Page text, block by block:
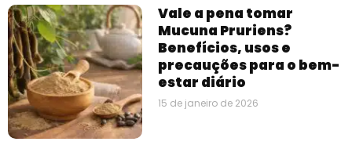
Vale a pena tomar
Mucuna Pruriens?
Benefícios, usos e
precauções para o bem-
estar diário
15 de janeiro de 2026